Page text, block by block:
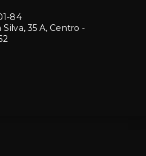
84
35 A, Centro -